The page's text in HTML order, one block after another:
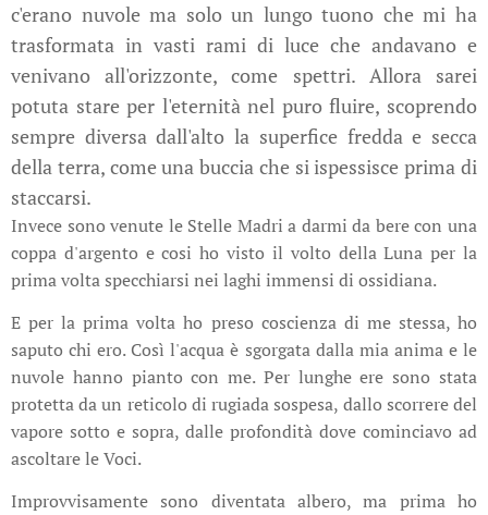
c'erano nuvole ma solo un lungo tuono che mi ha
trasformata in vasti rami di luce che andavano e
venivano all'orizzonte, come spettri. Allora sarei
potuta stare per l'eternità nel puro fluire, scoprendo
sempre diversa dall'alto la superfice fredda e secca
della terra, come una buccia che si ispessisce prima di
staccarsi.
Invece sono venute le Stelle Madri a darmi da bere con una
coppa d'argento e cosi ho visto il volto della Luna per la
prima volta specchiarsi nei laghi immensi di ossidiana.
E per la prima volta ho preso coscienza di me stessa, ho
saputo chi ero. Così l'acqua è sgorgata dalla mia anima e le
nuvole hanno pianto con me. Per lunghe ere sono stata
protetta da un reticolo di rugiada sospesa, dallo scorrere del
vapore sotto e sopra, dalle profondità dove cominciavo ad
ascoltare le Voci.
Improvvisamente sono diventata albero, ma prima ho